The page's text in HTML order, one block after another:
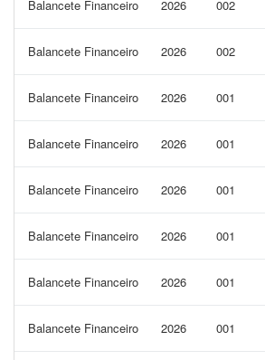
Balancete Financeiro 2026 002
Balancete Financeiro 2026 002
Balancete Financeiro 2026 001
Balancete Financeiro 2026 001
Balancete Financeiro 2026 001
Balancete Financeiro 2026 001
Balancete Financeiro 2026 001
Balancete Financeiro 2026 001